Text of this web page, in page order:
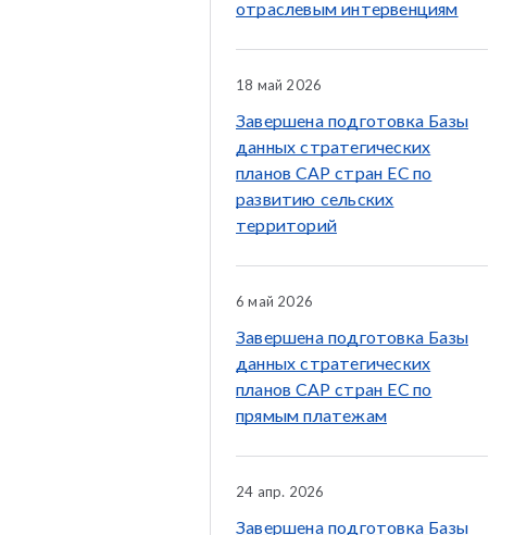
отраслевым интервенциям
18 май 2026
Завершена подготовка Базы
данных стратегических
планов CAP стран ЕС по
развитию сельских
территорий
6 май 2026
Завершена подготовка Базы
данных стратегических
планов CAP стран ЕС по
прямым платежам
24 апр. 2026
Завершена подготовка Базы